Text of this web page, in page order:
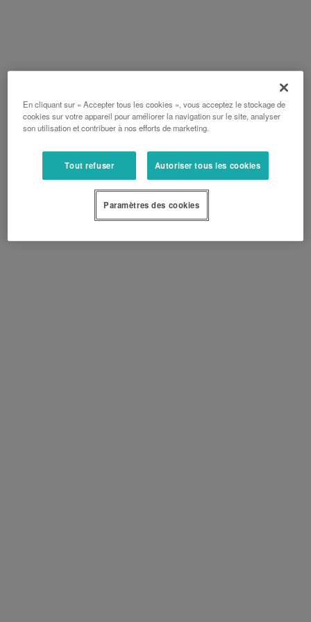
En cliquant sur « Accepter tous les cookies », vous acceptez le stockage de
cookies sur votre appareil pour améliorer la navigation sur le site, analyser
son utilisation et contribuer à nos efforts de marketing.
Tout refuser Autoriser tous les cookies
Paramètres des cookies